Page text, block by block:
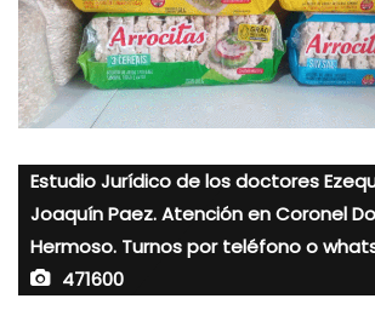
Estudio Jurídico de los doctores
Joaquín Paez. Atención en Coronel
Hermoso. Turnos por teléfono o
471600